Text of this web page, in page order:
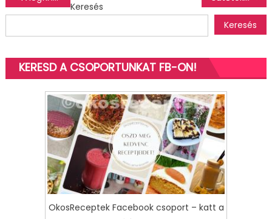
navigáció
Keresés
Keresés
KERESD A CSOPORTUNKAT FB-ON!
OkosReceptek Facebook csoport – katt a